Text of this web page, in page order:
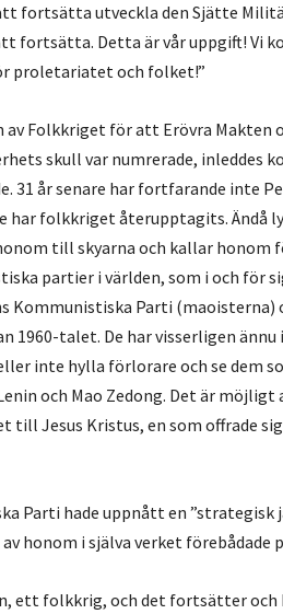
fortsätta utveckla den Sjätte
fortsätta. Detta är vår uppgift! Vi
proletariatet och folket!”
Folkkriget för att Erövra Makten
skull var numrerade, inleddes
31 år senare har fortfarande inte
har folkkriget återupptagits. Ändå
till skyarna och kallar honom
partier i världen, som i och för
Kommunistiska Parti (maoisterna)
1960-talet. De har visserligen
inte hylla förlorare och se dem
och Mao Zedong. Det är
till Jesus Kristus, en som offrade
Parti hade uppnått en ”strategisk
honom i själva verket förebådade
ett folkkrig, och det fortsätter och